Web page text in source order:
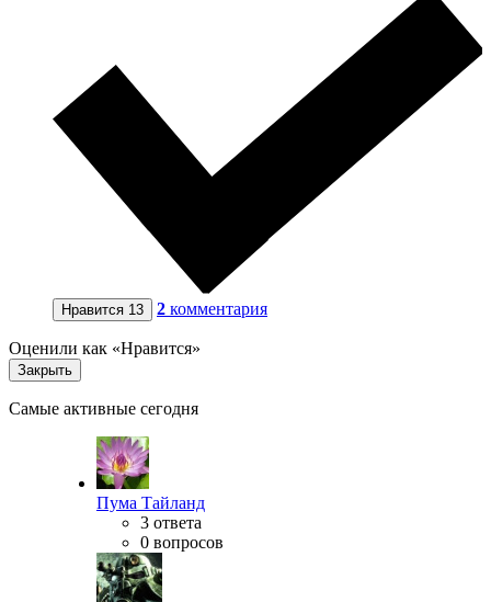
Нравится 13 2 комментария
Оценили как «Нравится»
Закрыть
Самые активные сегодня
Пума Тайланд
3 ответа
0 вопросов